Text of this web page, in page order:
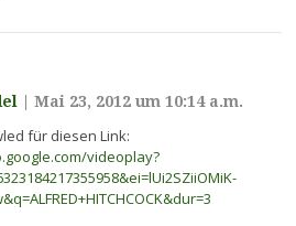
|Mai 23, 2012 um 10:14 a.m.
für diesen Link:
videoplay?